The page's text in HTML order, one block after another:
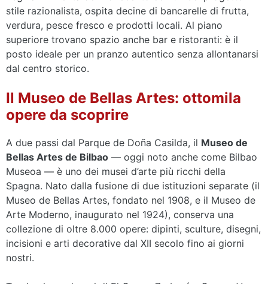
stile razionalista, ospita decine di bancarelle di frutta,
verdura, pesce fresco e prodotti locali. Al piano
superiore trovano spazio anche bar e ristoranti: è il
posto ideale per un pranzo autentico senza allontanarsi
dal centro storico.
Il Museo de Bellas Artes: ottomila
opere da scoprire
A due passi dal Parque de Doña Casilda, il Museo de
Bellas Artes de Bilbao — oggi noto anche come Bilbao
Museoa — è uno dei musei d’arte più ricchi della
Spagna. Nato dalla fusione di due istituzioni separate (il
Museo de Bellas Artes, fondato nel 1908, e il Museo de
Arte Moderno, inaugurato nel 1924), conserva una
collezione di oltre 8.000 opere: dipinti, sculture, disegni,
incisioni e arti decorative dal XII secolo fino ai giorni
nostri.